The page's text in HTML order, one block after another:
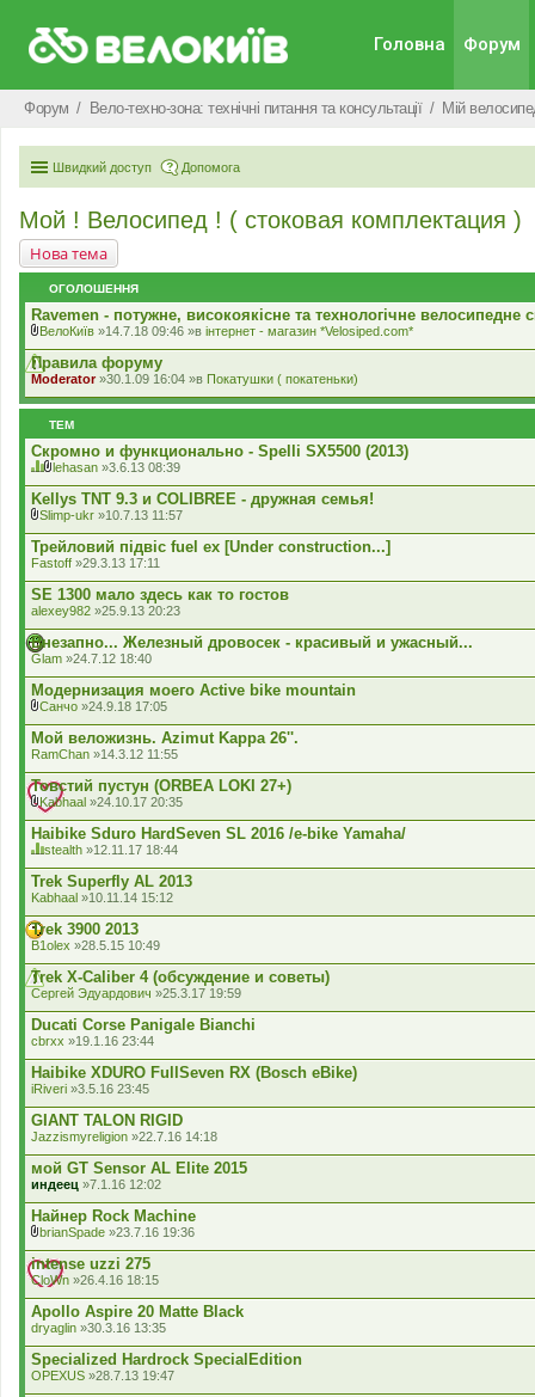
Головна Форум
Форум Вело-техно-зона: технічні питання та консультації Мiй
Швидкий доступ Допомога
Мой ! Велосипед ! ( стоковая комплектация )
Нова тема
ОГОЛОШЕННЯ
Ravemen - потужне, високоякісне та технологічне велосипедне
к
л
а
д
н
я
ВелоКиїв »14.7.18 09:46 »в iнтернет - магазин *Velosiped.com*
Правила форуму
Moderator»30.1.09 16:04 »в Покатушки ( покатеньки)
ТЕМ
Скромно и функционально - Spelli SX5500 (2013)
я
т
е
м
а
м
а
є
г
л
о
с
у
в
а
н
н
я
к
л
а
д
е
н
н
я
lehasan »3.6.13 08:39
Kellys TNT 9.3 и COLIBREE - дружная семья!
к
л
а
д
е
н
н
я
Slimp-ukr »10.7.13 11:57
Трейловий підвіс fuel ex [Under construction...]
Fastoff »29.3.13 17:11
SE 1300 мало здесь как то гостов
alexey982 »25.9.13 20:23
Внезапно... Железный дровосек - красивый и ужасный...
Glam »24.7.12 18:40
Модернизация моего Active bike mountain
к
л
а
д
е
н
н
я
Санчо »24.9.18 17:05
Мой веложизнь. Azimut Kappa 26''.
RamChan »14.3.12 11:55
Товстий пустун (ORBEA LOKI 27+)
В
к
л
а
д
е
н
н
я
Kabhaal »24.10.17 20:35
Haibike Sduro HardSeven SL 2016 /e-bike Yamaha/
я
т
е
м
а
м
а
є
г
о
л
о
с
у
в
а
н
н
я
stealth »12.11.17 18:44
Trek Superfly AL 2013
Kabhaal »10.11.14 15:12
Trek 3900 2013
B1olex »28.5.15 10:49
Trek X-Сaliber 4 (обсуждение и советы)
Сергей Эдуардович »25.3.17 19:59
Ducati Corse Panigale Bianchi
cbrxx »19.1.16 23:44
Haibike XDURO FullSeven RX (Bosch eBike)
iRiveri »3.5.16 23:45
GIANT TALON RIGID
Jazzismyreligion »22.7.16 14:18
мой GT Sensor AL Elite 2015
индеец »7.1.16 12:02
Найнер Rock Machine
к
л
а
д
е
н
н
я
brianSpade »23.7.16 19:36
intense uzzi 275
CloWn »26.4.16 18:15
Apollo Aspire 20 Matte Black
dryaglin »30.3.16 13:35
Specialized Hardrock SpecialEdition
OPEXUS »28.7.13 19:47